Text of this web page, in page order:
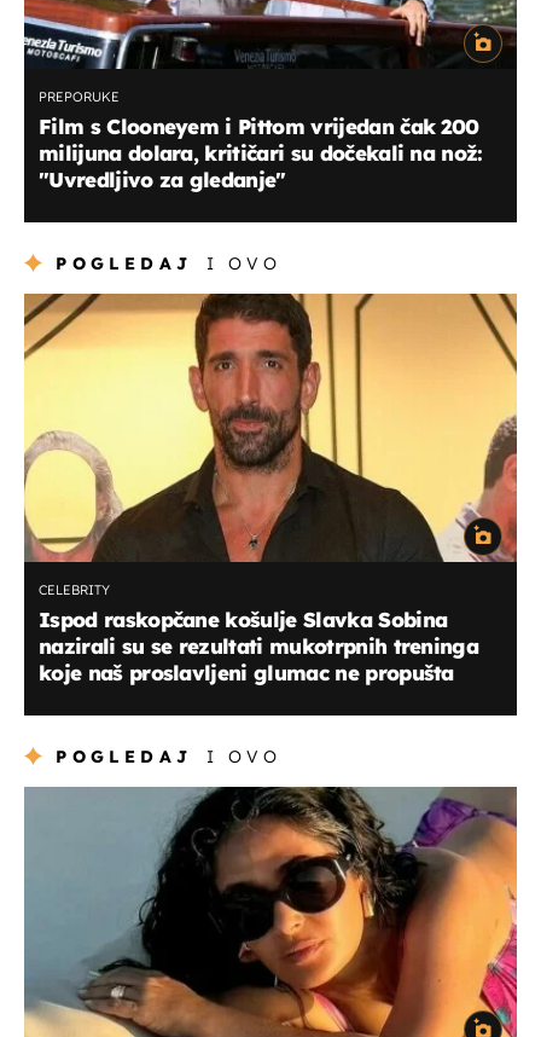
PREPORUKE
Film s Clooneyem i Pittom vrijedan čak 200
milijuna dolara, kritičari su dočekali na nož:
"Uvredljivo za gledanje"
POGLEDAJ I OVO
CELEBRITY
Ispod raskopčane košulje Slavka Sobina
nazirali su se rezultati mukotrpnih treninga
koje naš proslavljeni glumac ne propušta
POGLEDAJ I OVO